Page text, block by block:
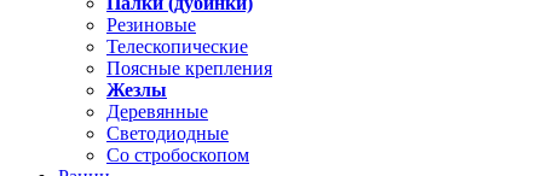
Резиновые
Телескопические
Поясные крепления
Жезлы
Деревянные
Светодиодные
Со стробоскопом